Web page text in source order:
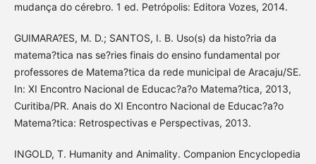
mudança do cérebro. 1 ed. Petrópolis: Editora Vozes, 2014.
GUIMARA?ES, M. D.; SANTOS, I. B. Uso(s) da histo?ria da
matema?tica nas se?ries finais do ensino fundamental por
professores de Matema?tica da rede municipal de Aracaju/SE.
In: XI Encontro Nacional de Educac?a?o Matema?tica, 2013,
Curitiba/PR. Anais do XI Encontro Nacional de Educac?a?o
Matema?tica: Retrospectivas e Perspectivas, 2013.
INGOLD, T. Humanity and Animality. Companion Encyclopedia